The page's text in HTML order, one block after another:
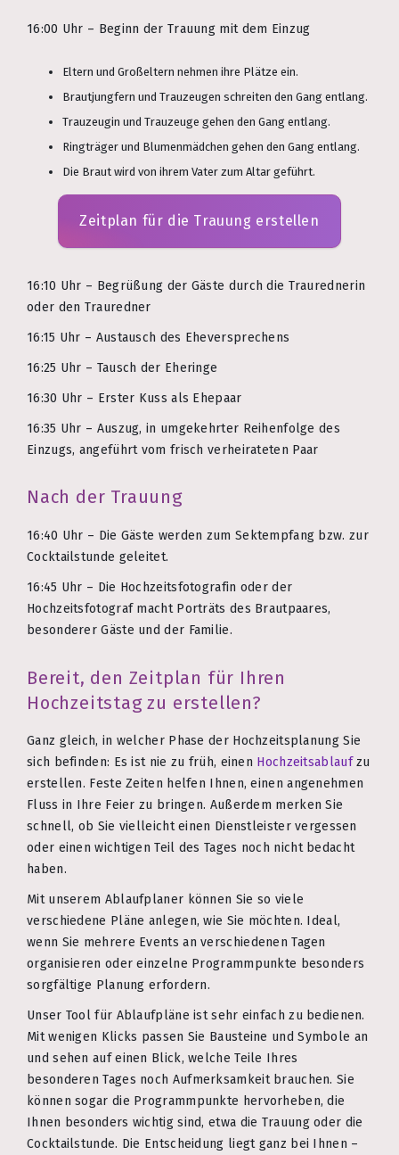
16:00 Uhr – Beginn der Trauung mit dem Einzug
Eltern und Großeltern nehmen ihre Plätze ein.
Brautjungfern und Trauzeugen schreiten den Gang entlang.
Trauzeugin und Trauzeuge gehen den Gang entlang.
Ringträger und Blumenmädchen gehen den Gang entlang.
Die Braut wird von ihrem Vater zum Altar geführt.
Zeitplan für die Trauung erstellen
16:10 Uhr – Begrüßung der Gäste durch die Traurednerin
oder den Trauredner
16:15 Uhr – Austausch des Eheversprechens
16:25 Uhr – Tausch der Eheringe
16:30 Uhr – Erster Kuss als Ehepaar
16:35 Uhr – Auszug, in umgekehrter Reihenfolge des
Einzugs, angeführt vom frisch verheirateten Paar
Nach der Trauung
16:40 Uhr – Die Gäste werden zum Sektempfang bzw. zur
Cocktailstunde geleitet.
16:45 Uhr – Die Hochzeitsfotografin oder der
Hochzeitsfotograf macht Porträts des Brautpaares,
besonderer Gäste und der Familie.
Bereit, den Zeitplan für Ihren
Hochzeitstag zu erstellen?
Ganz gleich, in welcher Phase der Hochzeitsplanung Sie
sich befinden: Es ist nie zu früh, einen Hochzeitsablaufzu
erstellen. Feste Zeiten helfen Ihnen, einen angenehmen
Fluss in Ihre Feier zu bringen. Außerdem merken Sie
schnell, ob Sie vielleicht einen Dienstleister vergessen
oder einen wichtigen Teil des Tages noch nicht bedacht
haben.
Mit unserem Ablaufplaner können Sie so viele
verschiedene Pläne anlegen, wie Sie möchten. Ideal,
wenn Sie mehrere Events an verschiedenen Tagen
organisieren oder einzelne Programmpunkte besonders
sorgfältige Planung erfordern.
Unser Tool für Ablaufpläne ist sehr einfach zu bedienen.
Mit wenigen Klicks passen Sie Bausteine und Symbole an
und sehen auf einen Blick, welche Teile Ihres
besonderen Tages noch Aufmerksamkeit brauchen. Sie
können sogar die Programmpunkte hervorheben, die
Ihnen besonders wichtig sind, etwa die Trauung oder die
Cocktailstunde. Die Entscheidung liegt ganz bei Ihnen –